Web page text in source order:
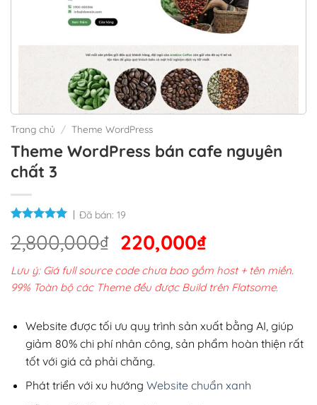
Trang chủ / Theme WordPress
Theme WordPress bán cafe nguyên
chất 3
Đã bán: 19
2,800,000₫ Giá
gốc
là:
2,800,000₫.
220,000₫Giá
hiện
tại
220,000₫.
Lưu ý: Giá full source code chưa bao gồm host + tên miền.
99% Toàn bộ các Theme đều được Build trên Flatsome.
Website được tối ưu quy trình sản xuất bằng AI, giúp
giảm 80% chi phí nhân công, sản phẩm hoàn thiện rất
tốt với giá cả phải chăng.
Phát triển với xu hướng Website chuẩn xanh